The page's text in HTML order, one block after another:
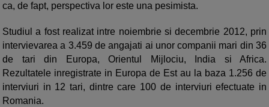
ca, de fapt, perspectiva lor este una pesimista.
Studiul a fost realizat intre noiembrie si decembrie 2012, prin
intervievarea a 3.459 de angajati ai unor companii mari din 36
de tari din Europa, Orientul Mijlociu, India si Africa.
Rezultatele inregistrate in Europa de Est au la baza 1.256 de
interviuri in 12 tari, dintre care 100 de interviuri efectuate in
Romania.